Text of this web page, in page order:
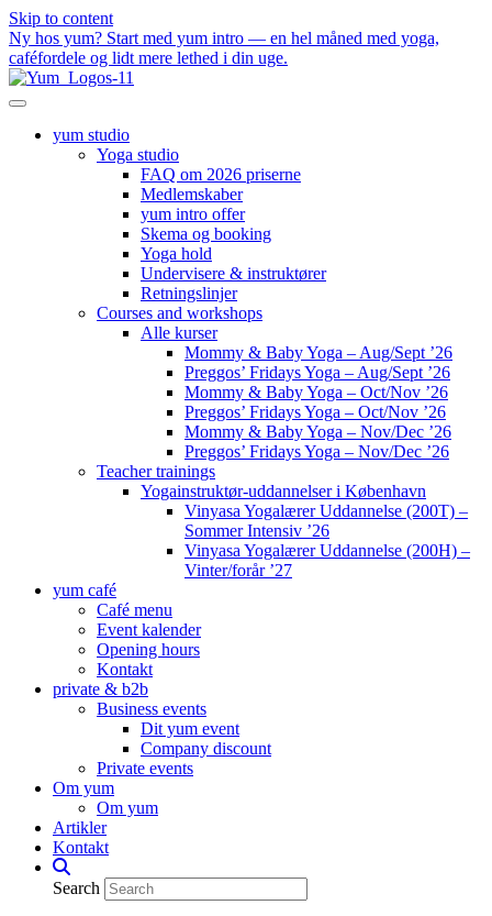
Skip to content
Ny hos yum? Start med yum intro — en hel måned med yoga,
caféfordele og lidt mere lethed i din uge.
yum studio
Yoga studio
FAQ om 2026 priserne
Medlemskaber
yum intro offer
Skema og booking
Yoga hold
Undervisere & instruktører
Retningslinjer
Courses and workshops
Alle kurser
Mommy & Baby Yoga – Aug/Sept ’26
Preggos’ Fridays Yoga – Aug/Sept ’26
Mommy & Baby Yoga – Oct/Nov ’26
Preggos’ Fridays Yoga – Oct/Nov ’26
Mommy & Baby Yoga – Nov/Dec ’26
Preggos’ Fridays Yoga – Nov/Dec ’26
Teacher trainings
Yogainstruktør-uddannelser i København
Vinyasa Yogalærer Uddannelse (200T) –
Sommer Intensiv ’26
Vinyasa Yogalærer Uddannelse (200H) –
Vinter/forår ’27
yum café
Café menu
Event kalender
Opening hours
Kontakt
private & b2b
Business events
Dit yum event
Company discount
Private events
Om yum
Om yum
Artikler
Kontakt
Search